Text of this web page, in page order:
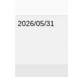
2026/05/31